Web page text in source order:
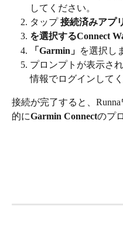
してください。
タップ 接続済みアプ
を選択するConnect
「Garmin」 を選択し
プロンプトが表示され
情報でログインしてく
接続が完了すると、
的にGarmin Connectのプ